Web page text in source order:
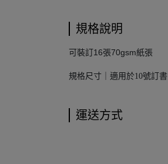
規格說明
可裝訂16張70gsm紙張
規格尺寸｜適用於10號訂
運送方式